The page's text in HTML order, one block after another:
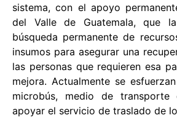
sistema, con el apoyo
del Valle de Guatemala, que
búsqueda permanente de
insumos para asegurar una
las personas que requieren esa
mejora. Actualmente se
microbús, medio de transporte
apoyar el servicio de traslado de